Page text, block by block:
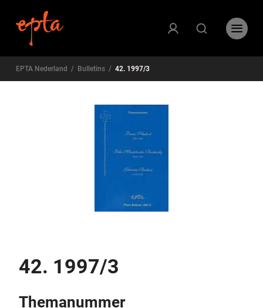
EPTA Nederland / Bulletins / 42. 1997/3
42. 1997/3
Themanummer